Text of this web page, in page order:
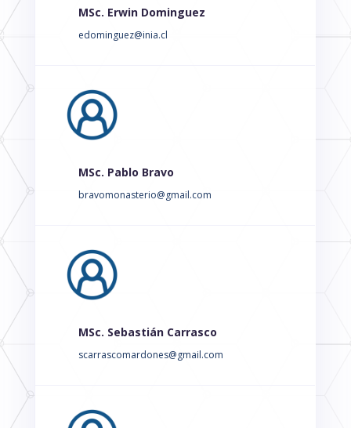
MSc. Erwin Dominguez
edominguez@inia.cl
MSc. Pablo Bravo
bravomonasterio@gmail.com
MSc. Sebastián Carrasco
scarrascomardones@gmail.com